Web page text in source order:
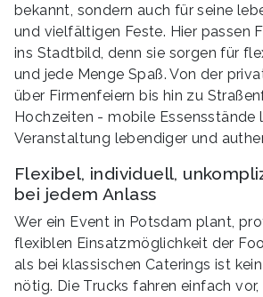
bekannt, sondern auch für seine
und vielfältigen Feste. Hier passen
ins Stadtbild, denn sie sorgen für
und jede Menge Spaß. Von der
über Firmenfeiern bis hin zu
Hochzeiten - mobile Essensstände
Veranstaltung lebendiger und
Flexibel, individuell,
bei jedem Anlass
Wer ein Event in Potsdam plant,
flexiblen Einsatzmöglichkeit der
als bei klassischen Caterings ist
nötig. Die Trucks fahren einfach